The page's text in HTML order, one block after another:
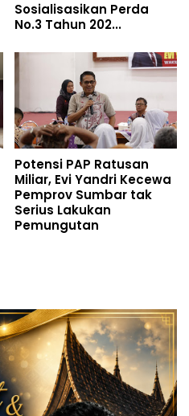
Sosialisasikan Perda
No.3 Tahun 202...
Potensi PAP Ratusan
Miliar, Evi Yandri Kecewa
Pemprov Sumbar tak
Serius Lakukan
Pemungutan